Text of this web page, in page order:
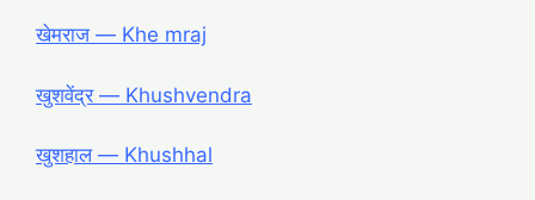
खेमराज ― Khe mraj
खुशवेंद्र ― Khushvendra
खुशहाल ― Khushhal